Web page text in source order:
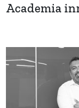
Academia